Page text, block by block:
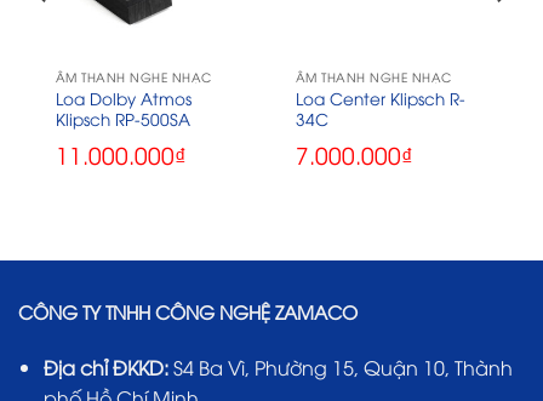
ÂM THANH NGHE NHẠC
Loa Dolby Atmos
Klipsch RP-500SA
11.000.000₫
ÂM THANH NGHE NHẠC
Loa Center Klipsch R-
34C
7.000.000₫
CÔNG TY TNHH CÔNG NGHỆ ZAMACO
Địa chỉ ĐKKD:S4 Ba Vì, Phường 15, Quận 10, Thành